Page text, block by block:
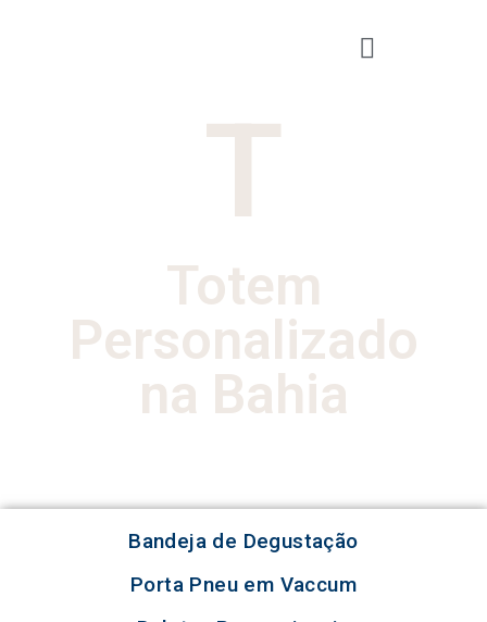
T
Totem
Personalizado
na Bahia
Bandeja de Degustação
Porta Pneu em Vaccum